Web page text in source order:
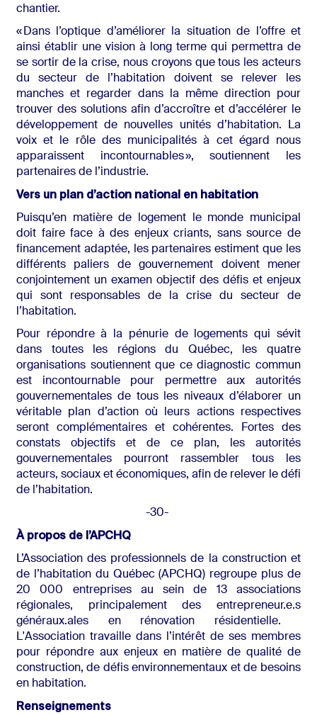
chantier.
« Dans l’optique d’améliorer la situation de l’offre et
ainsi établir une vision à long terme qui permettra de
se sortir de la crise, nous croyons que tous les acteurs
du secteur de l’habitation doivent se relever les
manches et regarder dans la même direction pour
trouver des solutions afin d’accroître et d’accélérer le
développement de nouvelles unités d’habitation. La
voix et le rôle des municipalités à cet égard nous
apparaissent incontournables », soutiennent les
partenaires de l’industrie.
Vers un plan d’action national en habitation
Puisqu’en matière de logement le monde municipal
doit faire face à des enjeux criants, sans source de
financement adaptée, les partenaires estiment que les
différents paliers de gouvernement doivent mener
conjointement un examen objectif des défis et enjeux
qui sont responsables de la crise du secteur de
l’habitation.
Pour répondre à la pénurie de logements qui sévit
dans toutes les régions du Québec, les quatre
organisations soutiennent que ce diagnostic commun
est incontournable pour permettre aux autorités
gouvernementales de tous les niveaux d’élaborer un
véritable plan d’action où leurs actions respectives
seront complémentaires et cohérentes. Fortes des
constats objectifs et de ce plan, les autorités
gouvernementales pourront rassembler tous les
acteurs, sociaux et économiques, afin de relever le défi
de l’habitation.
-30-
À propos de l’APCHQ
L’Association des professionnels de la construction et
de l’habitation du Québec (APCHQ) regroupe plus de
20 000 entreprises au sein de 13 associations
régionales, principalement des entrepreneur.e.s
généraux.ales en rénovation résidentielle.
L'Association travaille dans l’intérêt de ses membres
pour répondre aux enjeux en matière de qualité de
construction, de défis environnementaux et de besoins
en habitation.
Renseignements